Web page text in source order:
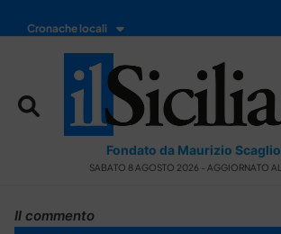
Cronache locali
Fondato da Maurizio
SABATO 8 AGOSTO 2026 - AGGIORNATO
Il commento